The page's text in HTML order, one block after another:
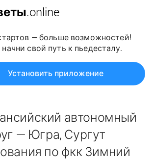
.online
— больше возможностей!
свой путь к пьедесталу.
Установить приложение
автономный
— Югра, Сургут
по фкк Зимний